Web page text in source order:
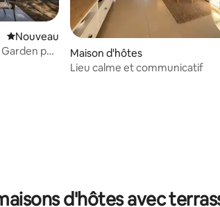
Nouvel hébergement
Nouveau
par
Maison d'hôtes
Lieu calme et communicatif
d'hôtes avec